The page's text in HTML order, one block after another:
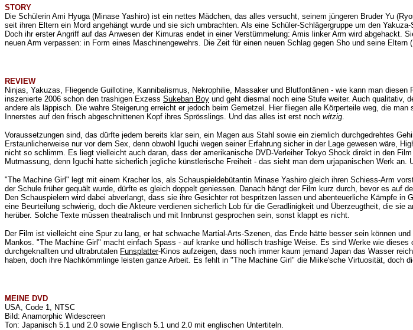
STORY
Die Schülerin Ami Hyuga (Minase Yashiro) ist ein nettes Mädchen, das alles versucht, seinem jüngeren Bruder Yu
seit ihren Eltern ein Mord angehängt wurde und sie sich umbrachten. Als eine Schüler-Schlägergruppe um den
Doch ihr erster Angriff auf das Anwesen der Kimuras endet in einer Verstümmelung: Amis linker Arm wird
neuen Arm verpassen: in Form eines Maschinengewehrs. Die Zeit für einen neuen Schlag gegen Sho und seine Eltern (
REVIEW
Ninjas, Yakuzas, Fliegende Guillotine, Kannibalismus, Nekrophilie, Massaker und Blutfontänen - wie kann man diesen
inszenierte 2006 schon den trashigen Exzess Sukeban Boy und geht diesmal noch eine Stufe weiter. Auch qualitativ,
andere als läppisch. Die wahre Steigerung erreicht er jedoch beim Gemetzel. Hier fliegen alle Körperteile weg, die
Innerstes auf den frisch abgeschnittenen Kopf ihres Sprösslings. Und das alles ist erst noch witzig.
Voraussetzungen sind, das dürfte jedem bereits klar sein, ein Magen aus Stahl sowie ein ziemlich durchgedrehtes
Erstaunlicherweise nur vor dem Sex, denn obwohl Iguchi wegen seiner Erfahrung sicher in der Lage gewesen wäre,
nicht so schlimm. Es liegt vielleicht auch daran, dass der amerikanische DVD-Verleiher Tokyo Shock direkt in den
Mutmassung, denn Iguchi hatte sicherlich jegliche künstlerische Freiheit - das sieht man dem urjapanischen Werk an.
"The Machine Girl" legt mit einem Kracher los, als Schauspieldebütantin Minase Yashiro gleich ihren Schiess-Arm
der Schule früher gequält wurde, dürfte es gleich doppelt geniessen. Danach hängt der Film kurz durch, bevor es auf
Den Schauspielern wird dabei abverlangt, dass sie ihre Gesichter rot bespritzen lassen und abenteuerliche Kämpfe
eine Beurteilung schwierig, doch die Akteure verdienen sicherlich Lob für die Geradlinigkeit und Überzeugtheit, die
herüber. Solche Texte müssen theatralisch und mit Innbrunst gesprochen sein, sonst klappt es nicht.
Der Film ist vielleicht eine Spur zu lang, er hat schwache Martial-Arts-Szenen, das Ende hätte besser sein können
Mankos. "The Machine Girl" macht einfach Spass - auf kranke und höllisch trashige Weise. Es sind Werke wie dieses
durchgeknallten und ultrabrutalen Funsplatter-Kinos aufzeigen, dass noch immer kaum jemand Japan das Wasser
haben, doch ihre Nachkömmlinge leisten ganze Arbeit. Es fehlt in "The Machine Girl" die Miike'sche Virtuosität, doch
MEINE DVD
USA, Code 1, NTSC
Bild: Anamorphic Widescreen
Ton: Japanisch 5.1 und 2.0 sowie Englisch 5.1 und 2.0 mit englischen Untertiteln.